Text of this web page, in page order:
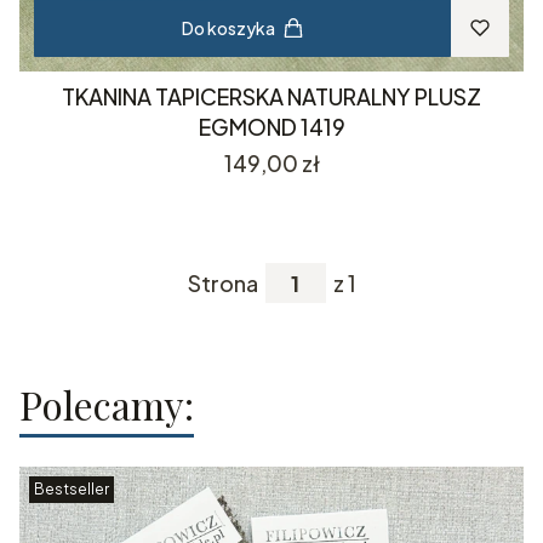
Do koszyka
TKANINA TAPICERSKA NATURALNY PLUSZ
EGMOND 1419
Cena
149,00 zł
Strona z 1
Polecamy:
Bestseller